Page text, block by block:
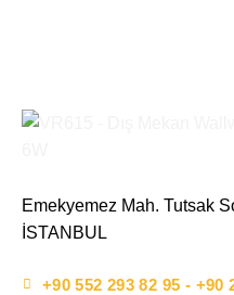
Emekyemez Mah. Tutsak
İSTANBUL
+90 552 293 82 95 - +90